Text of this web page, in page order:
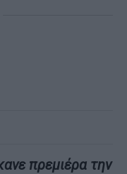
πρεμιέρα την